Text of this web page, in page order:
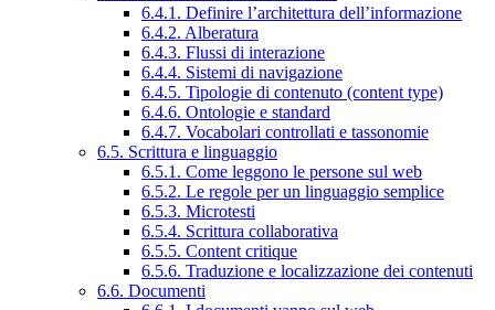
6.4.1. Definire l’architettura dell’informazione
6.4.2. Alberatura
6.4.3. Flussi di interazione
6.4.4. Sistemi di navigazione
6.4.5. Tipologie di contenuto (content type)
6.4.6. Ontologie e standard
6.4.7. Vocabolari controllati e tassonomie
6.5. Scrittura e linguaggio
6.5.1. Come leggono le persone sul web
6.5.2. Le regole per un linguaggio semplice
6.5.3. Microtesti
6.5.4. Scrittura collaborativa
6.5.5. Content critique
6.5.6. Traduzione e localizzazione dei contenuti
6.6. Documenti